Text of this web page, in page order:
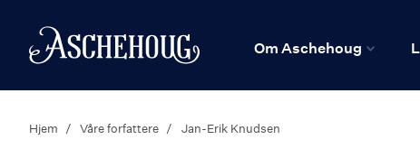
Hjem
Om Aschehoug
Hjem Våre forfattere Jan-Erik Knudsen